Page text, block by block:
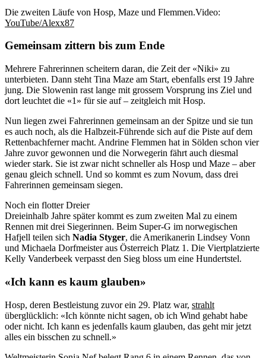
Die zweiten Läufe von Hosp, Maze und Flemmen.Video:
YouTube/Alexx87
Gemeinsam zittern bis zum Ende
Mehrere Fahrerinnen scheitern daran, die Zeit der «Niki» zu
unterbieten. Dann steht Tina Maze am Start, ebenfalls erst 19 Jahre
jung. Die Slowenin rast lange mit grossem Vorsprung ins Ziel und
dort leuchtet die «1» für sie auf – zeitgleich mit Hosp.
Nun liegen zwei Fahrerinnen gemeinsam an der Spitze und sie tun
es auch noch, als die Halbzeit-Führende sich auf die Piste auf dem
Rettenbachferner macht. Andrine Flemmen hat in Sölden schon vier
Jahre zuvor gewonnen und die Norwegerin fährt auch diesmal
wieder stark. Sie ist zwar nicht schneller als Hosp und Maze – aber
genau gleich schnell. Und so kommt es zum Novum, dass drei
Fahrerinnen gemeinsam siegen.
Noch ein flotter Dreier
Dreieinhalb Jahre später kommt es zum zweiten Mal zu einem
Rennen mit drei Siegerinnen. Beim Super-G im norwegischen
Hafjell teilen sich Nadia Styger, die Amerikanerin Lindsey Vonn
und Michaela Dorfmeister aus Österreich Platz 1. Die Viertplatzierte
Kelly Vanderbeek verpasst den Sieg bloss um eine Hundertstel.
«Ich kann es kaum glauben»
Hosp, deren Bestleistung zuvor ein 29. Platz war, strahlt
überglücklich: «Ich könnte nicht sagen, ob ich Wind gehabt habe
oder nicht. Ich kann es jedenfalls kaum glauben, das geht mir jetzt
alles ein bisschen zu schnell.»